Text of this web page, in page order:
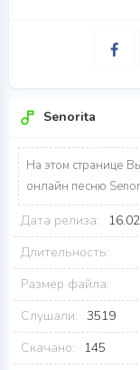
Senorita
На этом странице
онлайн песню
Дата релиза:
Длительность:
Размер файла:
Слушали: 3519
Скачано:
145